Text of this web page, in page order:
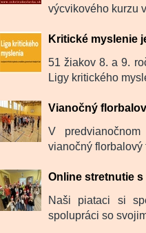
výcvikového kurzu
Kritické myslenie
51 žiakov 8. a 9.
Ligy kritického
Vianočný
V
vianočný florbalový
Online stretnutie
Naši piataci si
spolupráci so